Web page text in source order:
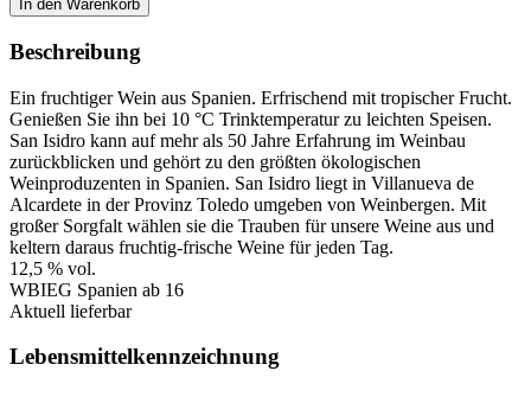
Beschreibung
Ein fruchtiger Wein aus Spanien. Erfrischend mit tropischer Frucht.
Genießen Sie ihn bei 10 °C Trinktemperatur zu leichten Speisen.
San Isidro kann auf mehr als 50 Jahre Erfahrung im Weinbau
zurückblicken und gehört zu den größten ökologischen
Weinproduzenten in Spanien. San Isidro liegt in Villanueva de
Alcardete in der Provinz Toledo umgeben von Weinbergen. Mit
großer Sorgfalt wählen sie die Trauben für unsere Weine aus und
keltern daraus fruchtig-frische Weine für jeden Tag.
12,5 % vol.
WBIEG Spanien ab 16
Aktuell lieferbar
Lebensmittelkennzeichnung